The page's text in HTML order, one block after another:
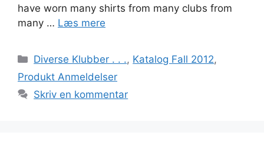
have worn many shirts from many clubs from
many … Læs mere
Kategorier
Diverse Klubber . . ., Katalog Fall 2012,
Produkt Anmeldelser
Skriv en kommentar